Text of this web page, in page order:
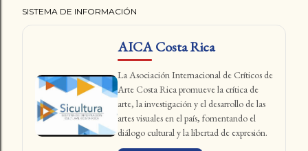
SISTEMA DE INFORMACIÓN
AICA Costa Rica
La Asociación Internacional de Críticos de
Arte Costa Rica promueve la crítica de
arte, la investigación y el desarrollo de las
artes visuales en el país, fomentando el
diálogo cultural y la libertad de expresión.